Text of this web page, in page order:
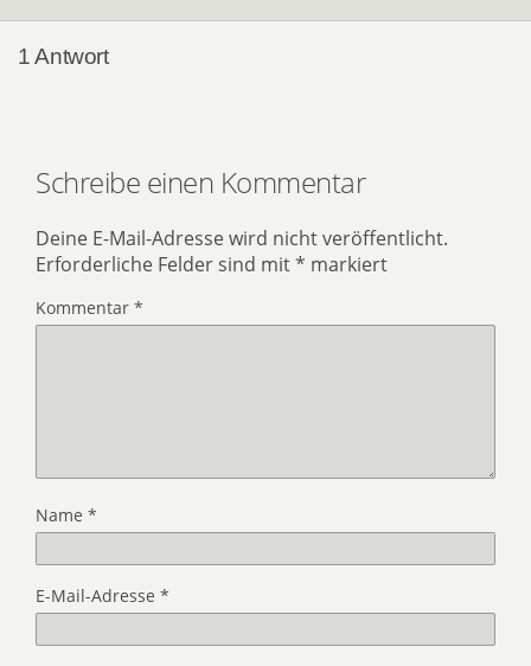
1 Antwort
Schreibe einen Kommentar
Deine E-Mail-Adresse wird nicht veröffentlicht.
Erforderliche Felder sind mit* markiert
Kommentar *
Name *
E-Mail-Adresse *